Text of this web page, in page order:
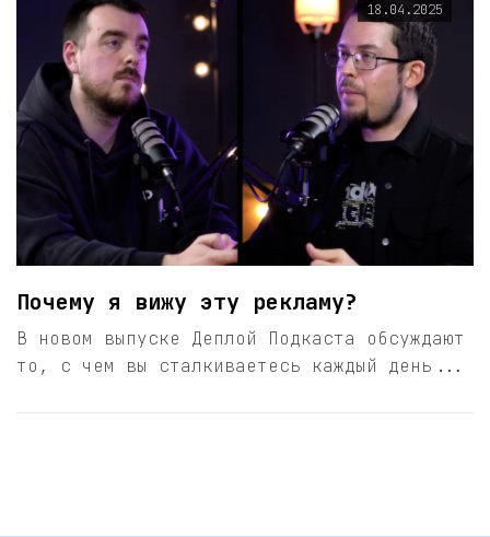
18.04.2025
Почему я вижу эту рекламу?
В новом выпуске Деплой Подкаста обсуждают
то, с чем вы сталкиваетесь каждый день...